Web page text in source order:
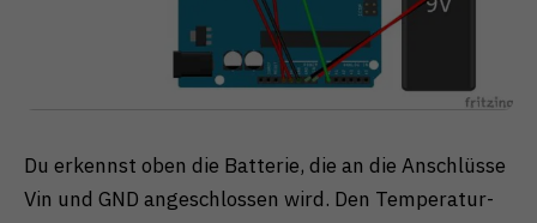
Du erkennst oben die Batterie, die an die Anschlüsse
Vin und GND angeschlossen wird. Den Temperatur-